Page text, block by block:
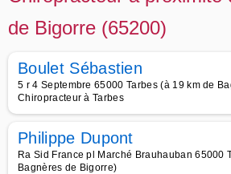
de Bigorre (65200)
Boulet Sébastien
5 r 4 Septembre 65000 Tarbes (à 19 km de
Chiropracteur à Tarbes
Philippe Dupont
Ra Sid France pl Marché Brauhauban 65000
Bagnères de Bigorre)